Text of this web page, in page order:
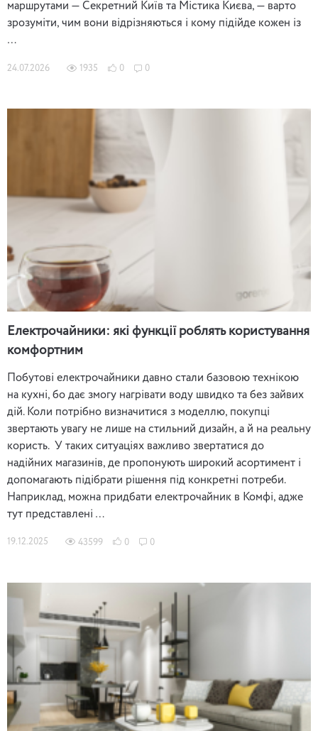
маршрутами — Секретний Київ та Містика Києва, — варто
зрозуміти, чим вони відрізняються і кому підійде кожен із
…
24.07.2026 1935 0 0
Електрочайники: які функції роблять користування
комфортним
Побутові електрочайники давно стали базовою технікою
на кухні, бо дає змогу нагрівати воду швидко та без зайвих
дій. Коли потрібно визначитися з моделлю, покупці
звертають увагу не лише на стильний дизайн, а й на реальну
користь. У таких ситуаціях важливо звертатися до
надійних магазинів, де пропонують широкий асортимент і
допомагають підібрати рішення під конкретні потреби.
Наприклад, можна придбати електрочайник в Комфі, адже
тут представлені …
19.12.2025 43599 0 0